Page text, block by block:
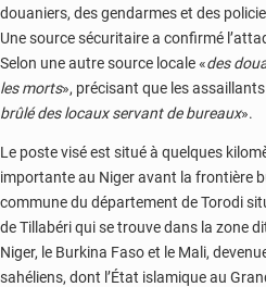
douaniers, des gendarmes et des
Une source sécuritaire a confirmé
Selon une autre source locale «des
les morts», précisant que les
brûlé des locaux servant de bureaux».
Le poste visé est situé à quelques
importante au Niger avant la frontière
commune du département de Torodi
de Tillabéri qui se trouve dans la zone
Niger, le Burkina Faso et le Mali,
sahéliens, dont l’État islamique au